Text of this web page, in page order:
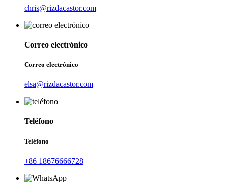
chris@rizdacastor.com
Correo electrónico
Correo electrónico
elsa@rizdacastor.com
Teléfono
Teléfono
+86 18676666728